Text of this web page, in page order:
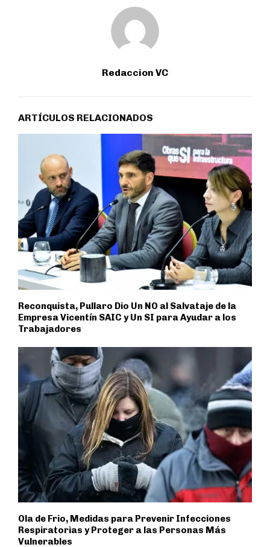
Redaccion VC
ARTÍCULOS RELACIONADOS
Reconquista, Pullaro Dio Un NO al Salvataje de la
Empresa Vicentín SAIC y Un SI para Ayudar a los
Trabajadores
Ola de Frio, Medidas para Prevenir Infecciones
Respiratorias y Proteger a las Personas Más
Vulnerables